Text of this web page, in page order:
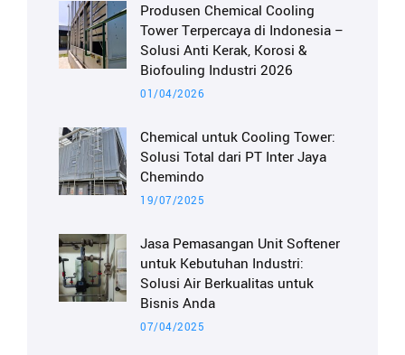
Produsen Chemical Cooling
Tower Terpercaya di Indonesia –
Solusi Anti Kerak, Korosi &
Biofouling Industri 2026
01/04/2026
Chemical untuk Cooling Tower:
Solusi Total dari PT Inter Jaya
Chemindo
19/07/2025
Jasa Pemasangan Unit Softener
untuk Kebutuhan Industri:
Solusi Air Berkualitas untuk
Bisnis Anda
07/04/2025